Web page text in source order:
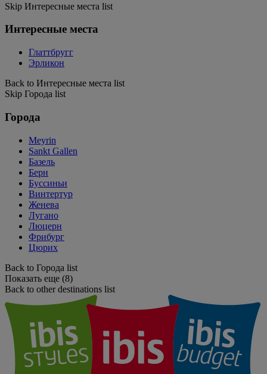
Skip Интересные места list
Интересные места
Глаттбругг
Эрликон
Back to Интересные места list
Skip Города list
Города
Meyrin
Sankt Gallen
Базель
Берн
Буссиньи
Винтертур
Женева
Лугано
Люцерн
Фрибург
Цюрих
Back to Города list
Показать еще (8)
Back to other destinations list